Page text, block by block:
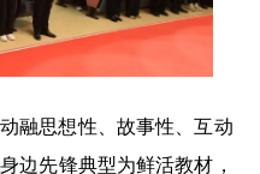
融思想性、故事性、互动
边先锋典型为鲜活教材，